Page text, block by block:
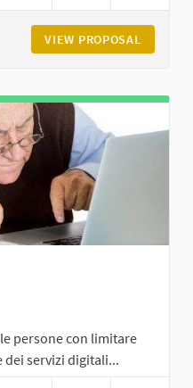
VIEW PROPOSAL
persone con limitare
servizi digitali...